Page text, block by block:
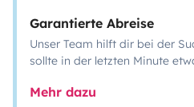
Garantierte Abreise
Unser Team hilft dir bei der
sollte in der letzten Minute
Mehr dazu